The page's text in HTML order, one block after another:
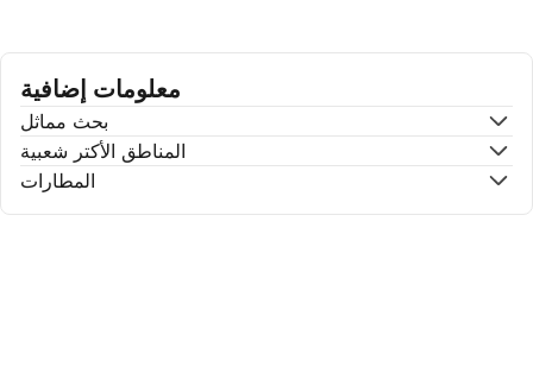
معلومات إضافية
بحث مماثل
المناطق الأكتر شعبية
المطارات